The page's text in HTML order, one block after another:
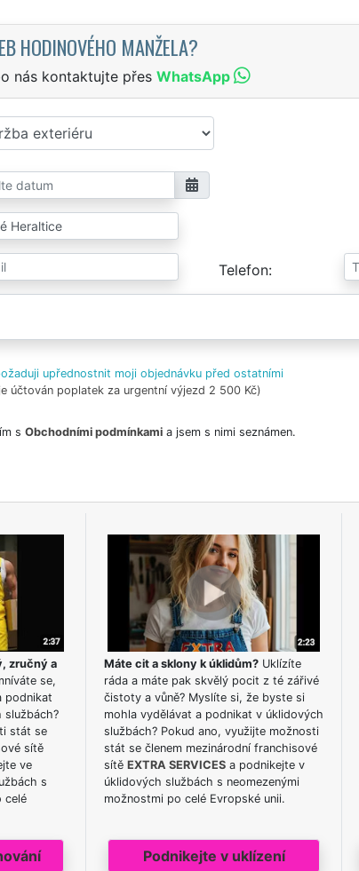
HODINOVÉHO MANŽELA?
nás kontaktujte přes WhatsApp
Telefon
upřednostnit moji objednávku před ostatními
účtován poplatek za urgentní výjezd 2 500 Kč)
s Obchodními podmínkamia jsem s nimi seznámen.
zručný a
se,
podnikat
službách?
stát se
sítě
ve
s
celé
Máte cit a sklony k úklidům?Uklízíte
ráda a máte pak skvělý pocit z té zářivé
čistoty a vůně? Myslíte si, že byste si
mohla vydělávat a podnikat v úklidových
službách? Pokud ano, využijte možnosti
stát se členem mezinárodní franchisové
sítě EXTRA SERVICESa podnikejte v
úklidových službách s neomezenými
možnostmi po celé Evropské unii.
Podnikejte v uklízení